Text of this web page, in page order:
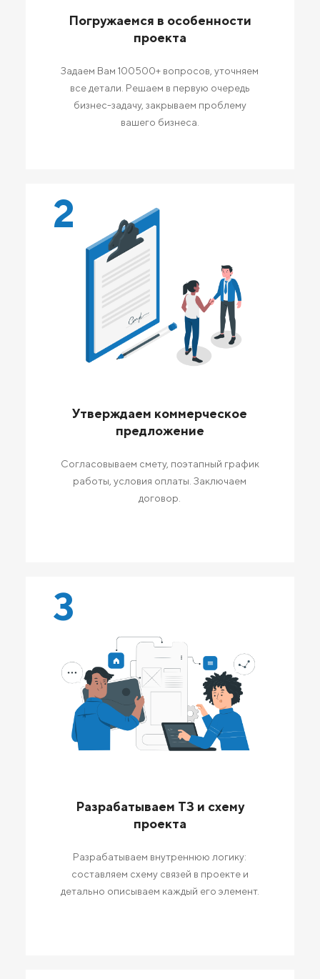
Погружаемся в особенности
проекта
Задаем Вам 100500+ вопросов, уточняем
все детали. Решаем в первую очередь
бизнес-задачу, закрываем проблему
вашего бизнеса.
2
Утверждаем коммерческое
предложение
Согласовываем смету, поэтапный график
работы, условия оплаты. Заключаем
договор.
3
Разрабатываем ТЗ и схему
проекта
Разрабатываем внутреннюю логику:
составляем схему связей в проекте и
детально описываем каждый его элемент.